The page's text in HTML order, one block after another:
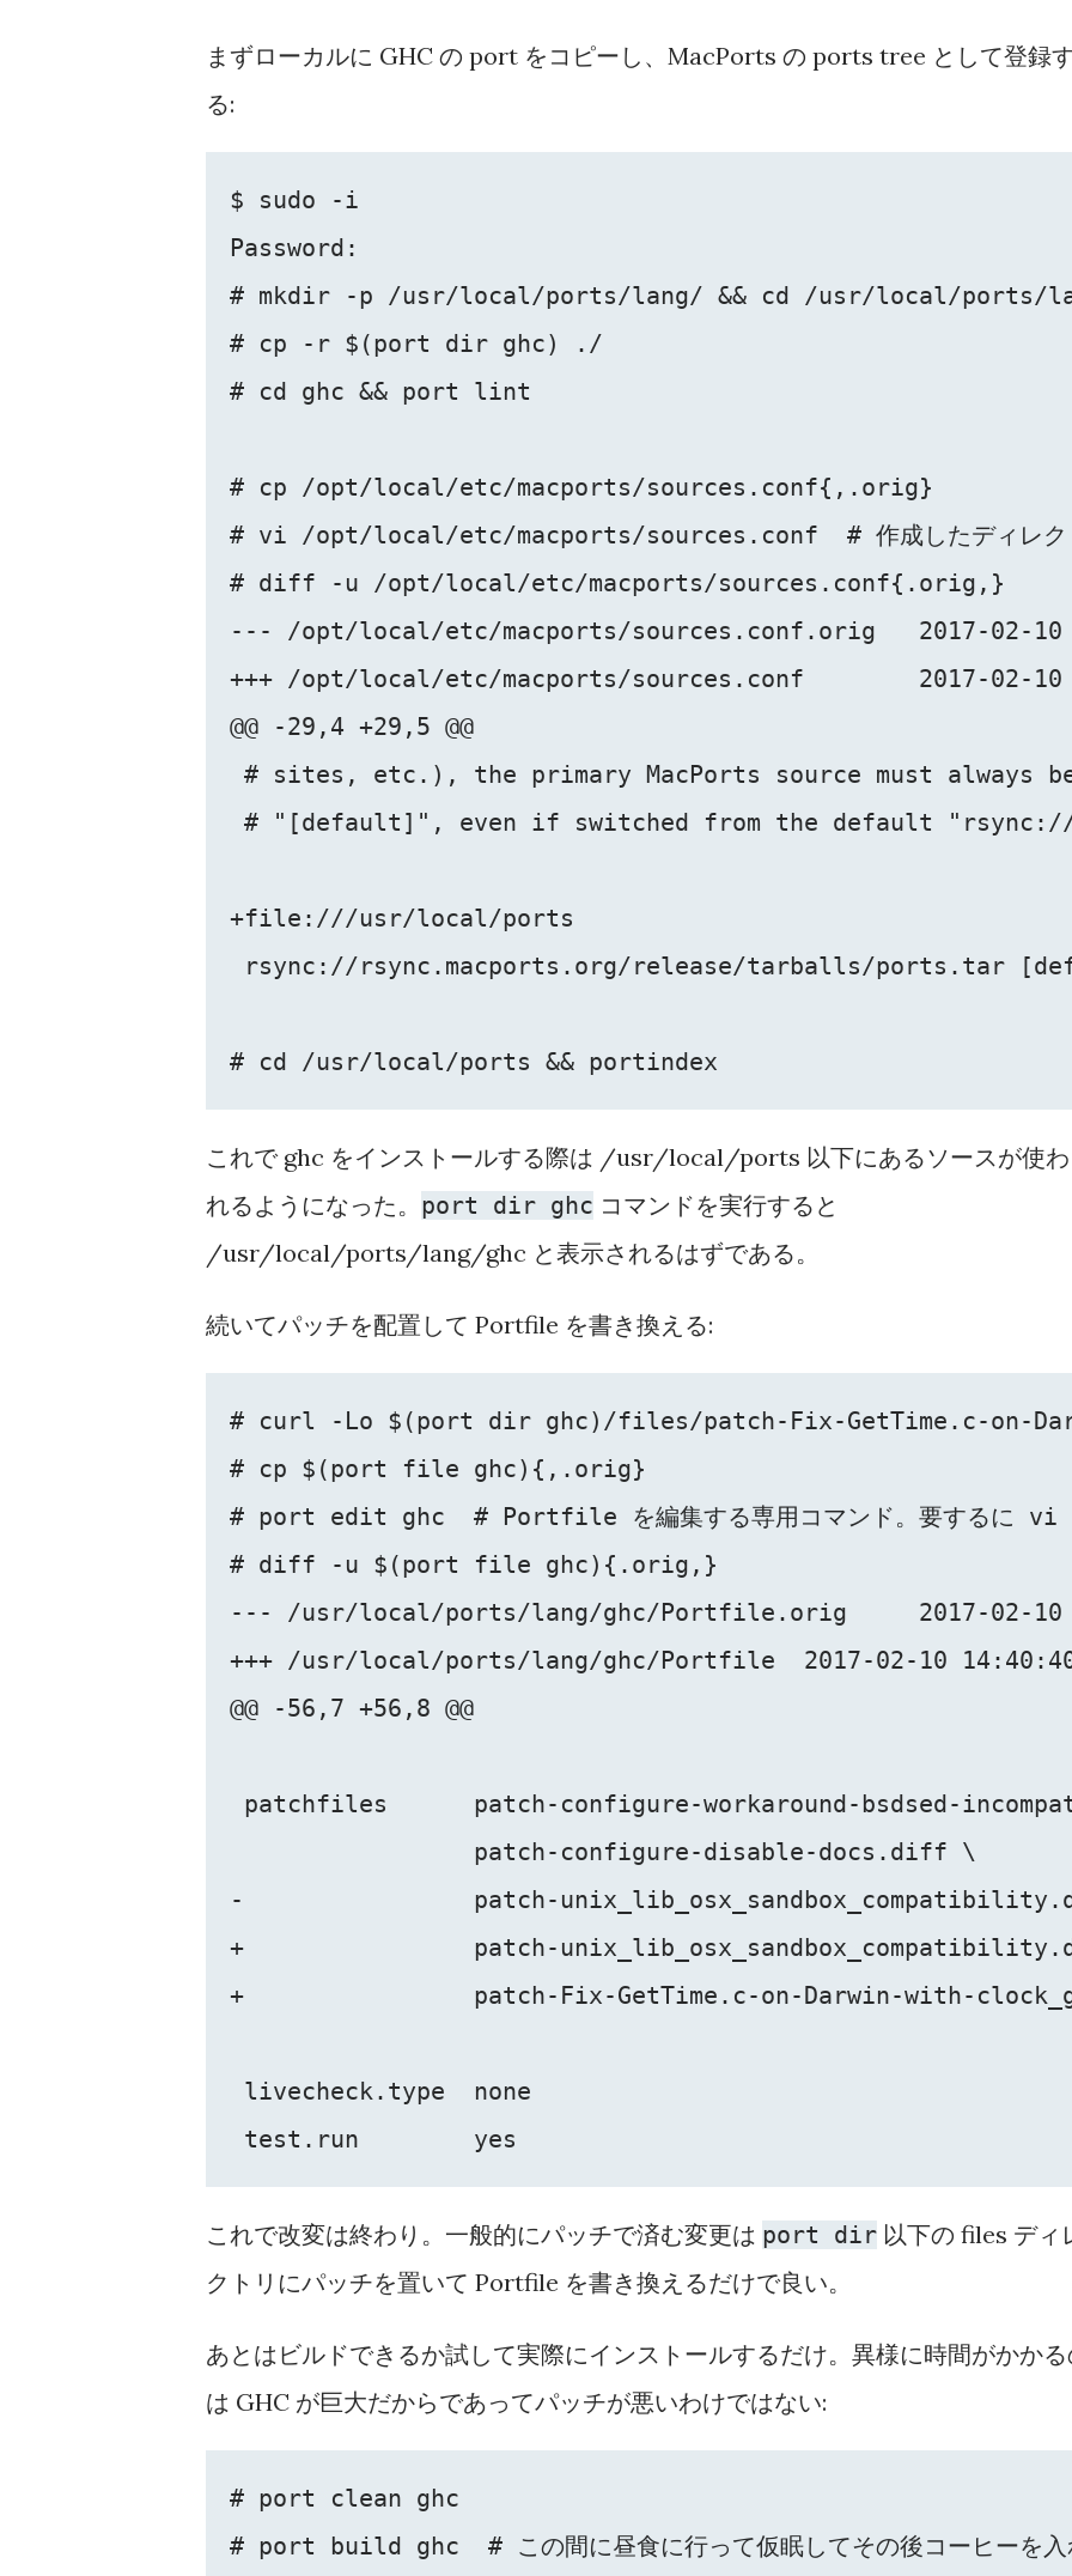
まずローカルに GHC の port をコピーし、MacPorts の ports tree として登録
る:
$ sudo -i
Password:
# mkdir -p /usr/local/ports/lang/ && cd /usr/local/ports/
# cp -r $(port dir ghc) ./
# cd ghc && port lint
# cp /opt/local/etc/macports/sources.conf{,.orig}
# vi /opt/local/etc/macports/sources.conf  # 作成したディレクト
# diff -u /opt/local/etc/macports/sources.conf{.orig,}
--- /opt/local/etc/macports/sources.conf.orig   2017-02-10
+++ /opt/local/etc/macports/sources.conf        2017-02-10
@@ -29,4 +29,5 @@
# sites, etc.), the primary MacPorts source must always be
# "[default]", even if switched from the default "rsync://"
+file:///usr/local/ports
rsync://rsync.macports.org/release/tarballs/ports.tar
# cd /usr/local/ports && portindex
これで ghc をインストールする際は /usr/local/ports 以下にあるソースが使わ
れるようになった。 port dir ghc コマンドを実行すると
/usr/local/ports/lang/ghc と表示されるはずである。
続いてパッチを配置して Portfile を書き換える:
# curl -Lo $(port dir ghc)/files/patch-Fix-GetTime.c-on-
# cp $(port file ghc){,.orig}
# port edit ghc  # Portfile を編集する専用コマンド。要する
# diff -u $(port file ghc){.orig,}
--- /usr/local/ports/lang/ghc/Portfile.orig     2017-02-10
+++ /usr/local/ports/lang/ghc/Portfile  2017-02-10
@@ -56,7 +56,8 @@
patchfiles      patch-configure-workaround-bsdsed-
                 patch-configure-disable-docs.diff \
-                patch-
+                patch-
+                patch-Fix-GetTime.c-on-Darwin-with-
livecheck.type  none
test.run        yes
これで改変は終わり。一般的にパッチで済む変更は port dir 以下の files ディ
クトリにパッチを置いて Portfile を書き換えるだけで良い。
あとはビルドできるか試して実際にインストールするだけ。異様に時間がかかる
は GHC が巨大だからであってパッチが悪いわけではない:
# port clean ghc
# port build ghc  # この間に昼食に行って仮眠してその後コーヒーを入